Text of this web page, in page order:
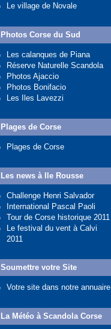
Le village de Novale
Photos Corse du Sud
Les calanques de Piana
Réserve Naturelle Scandola
Photos Ajaccio
Photos Bonifacio
Les Iles Lavezzi
Plages de Corse
Plages de Corse
Les news à Ile Rousse
Challenge Henri Salvador
International Pascal Paoli
Tour de Corse historique 2011
Le festival du vent à Calvi
2011
Soumettre votre Site
Votre site dans notre annuaire
La Météo à Scandola Corse